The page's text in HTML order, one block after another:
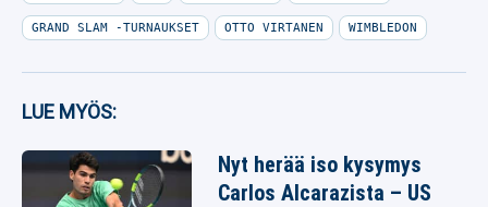
GRAND SLAM -TURNAUKSET OTTO VIRTANEN WIMBLEDON
LUE MYÖS:
Nyt herää iso kysymys
Carlos Alcarazista – US